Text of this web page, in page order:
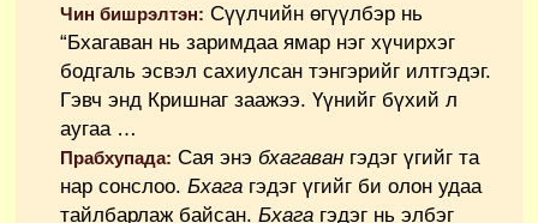
Чин бишрэлтэн: Сүүлчийн өгүүлбэр нь
“Бхагаван нь заримдаа ямар нэг хүчирхэг
бодгаль эсвэл сахиулсан тэнгэрийг илтгэдэг.
Гэвч энд Кришнаг заажээ. Үүнийг бүхий л
аугаа …
Прабхупада: Сая энэ бхагаван гэдэг үгийг та
нар сонслоо. Бхага гэдэг үгийг би олон удаа
тайлбарлаж байсан. Бхага гэдэг нь элбэг